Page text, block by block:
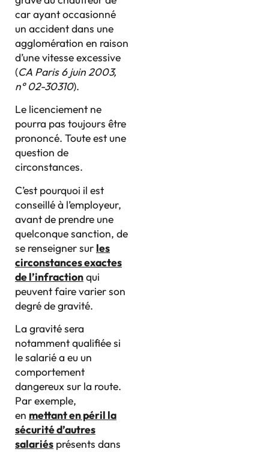
car ayant occasionné
un accident dans une
agglomération en raison
d’une vitesse excessive
(CA Paris 6 juin 2003,
n° 02-30310).
Le licenciement ne
pourra pas toujours être
prononcé. Toute est une
question de
circonstances.
C’est pourquoi il est
conseillé à l’employeur,
avant de prendre une
quelconque sanction, de
se renseigner sur les
circonstances exactes
de l’infractionqui
peuvent faire varier son
degré de gravité.
La gravité sera
notamment qualifiée si
le salarié a eu un
comportement
dangereux sur la route.
Par exemple,
en mettant en péril la
sécurité d’autres
salariés présents dans